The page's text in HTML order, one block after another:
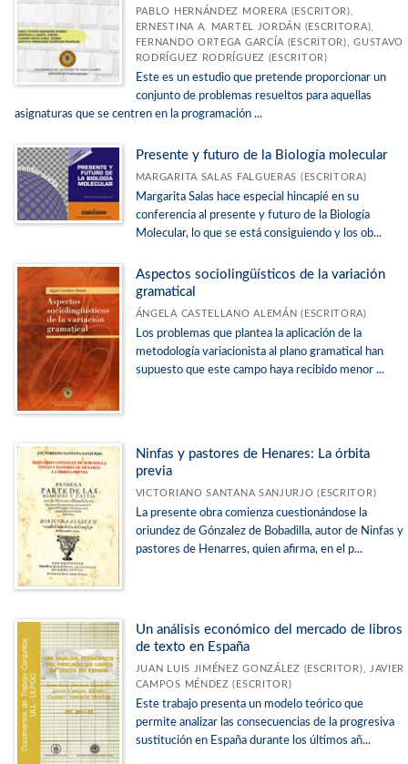
PABLO HERNÁNDEZ MORERA (ESCRITOR),
ERNESTINA A. MARTEL JORDÁN (ESCRITORA),
FERNANDO ORTEGA GARCÍA (ESCRITOR), GUSTAVO
RODRÍGUEZ RODRÍGUEZ (ESCRITOR)
Este es un estudio que pretende proporcionar un
conjunto de problemas resueltos para aquellas
asignaturas que se centren en la programación ...
Presente y futuro de la Biología molecular
MARGARITA SALAS FALGUERAS (ESCRITORA)
Margarita Salas hace especial hincapié en su
conferencia al presente y futuro de la Biología
Molecular, lo que se está consiguiendo y los ob...
Aspectos sociolingüísticos de la variación
gramatical
ÁNGELA CASTELLANO ALEMÁN (ESCRITORA)
Los problemas que plantea la aplicación de la
metodología variacionista al plano gramatical han
supuesto que este campo haya recibido menor ...
Ninfas y pastores de Henares: La órbita
previa
VICTORIANO SANTANA SANJURJO (ESCRITOR)
La presente obra comienza cuestionándose la
oriundez de Gónzalez de Bobadilla, autor de Ninfas y
pastores de Henarres, quien afirma, en el p...
Un análisis económico del mercado de libros
de texto en España
JUAN LUIS JIMÉNEZ GONZÁLEZ (ESCRITOR), JAVIER
CAMPOS MÉNDEZ (ESCRITOR)
Este trabajo presenta un modelo teórico que
permite analizar las consecuencias de la progresiva
sustitución en España durante los últimos añ...